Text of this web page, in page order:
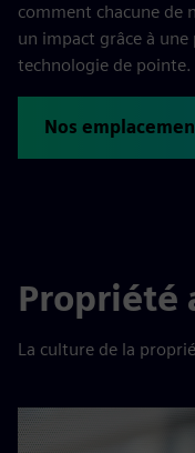
comment chacune de
un impact grâce à
technologie de pointe.
Nos
Propriété
La culture de la